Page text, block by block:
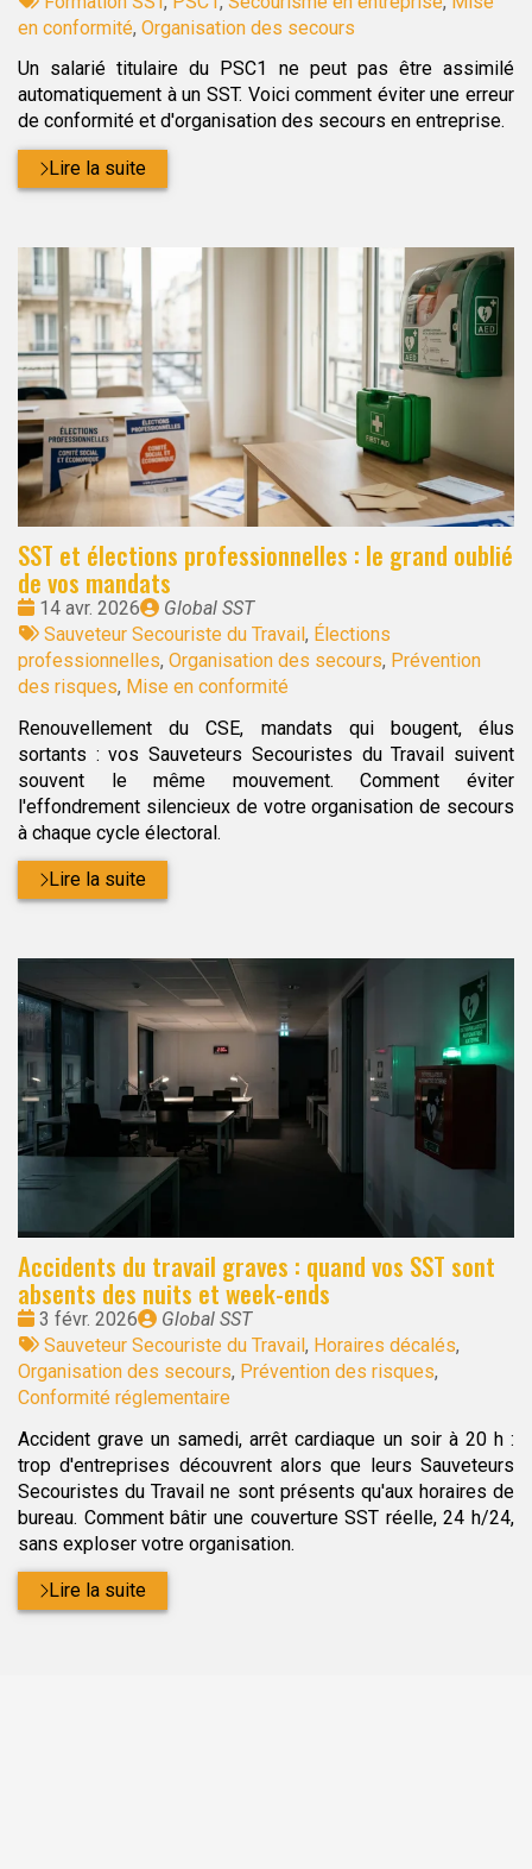
:
en conformité, Organisation des secours
Un salarié titulaire du PSC1 ne peut pas être assimilé
automatiquement à un SST. Voici comment éviter une erreur
de conformité et d'organisation des secours en entreprise.
Lire la suite
SST et élections professionnelles : le grand oublié
de vos mandats
Date
:
14 avr. 2026
Publié
par
Global SST
Tags
:
Sauveteur Secouriste du Travail, Élections
professionnelles, Organisation des secours, Prévention
des risques, Mise en conformité
Renouvellement du CSE, mandats qui bougent, élus
sortants : vos Sauveteurs Secouristes du Travail suivent
souvent le même mouvement. Comment éviter
l'effondrement silencieux de votre organisation de secours
à chaque cycle électoral.
Lire la suite
Accidents du travail graves : quand vos SST sont
absents des nuits et week-ends
Date
:
3 févr. 2026
Publié
par
Global SST
Tags
:
Sauveteur Secouriste du Travail, Horaires décalés,
Organisation des secours, Prévention des risques,
Conformité réglementaire
Accident grave un samedi, arrêt cardiaque un soir à 20 h :
trop d'entreprises découvrent alors que leurs Sauveteurs
Secouristes du Travail ne sont présents qu'aux horaires de
bureau. Comment bâtir une couverture SST réelle, 24 h/24,
sans exploser votre organisation.
Lire la suite